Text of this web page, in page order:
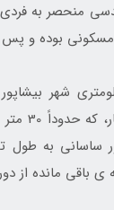
منحصر به
بوده و
کیلومتری شهر
دارد. در
باقی مانده از